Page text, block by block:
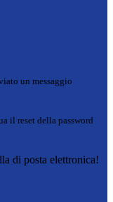
un messaggio
il reset della password
di posta elettronica!